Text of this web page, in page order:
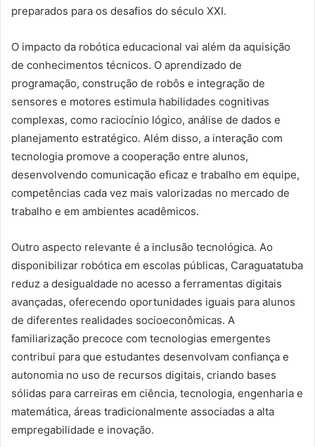
preparados para os desafios do século XXI.
O impacto da robótica educacional vai além da aquisição
de conhecimentos técnicos. O aprendizado de
programação, construção de robôs e integração de
sensores e motores estimula habilidades cognitivas
complexas, como raciocínio lógico, análise de dados e
planejamento estratégico. Além disso, a interação com
tecnologia promove a cooperação entre alunos,
desenvolvendo comunicação eficaz e trabalho em equipe,
competências cada vez mais valorizadas no mercado de
trabalho e em ambientes acadêmicos.
Outro aspecto relevante é a inclusão tecnológica. Ao
disponibilizar robótica em escolas públicas, Caraguatatuba
reduz a desigualdade no acesso a ferramentas digitais
avançadas, oferecendo oportunidades iguais para alunos
de diferentes realidades socioeconômicas. A
familiarização precoce com tecnologias emergentes
contribui para que estudantes desenvolvam confiança e
autonomia no uso de recursos digitais, criando bases
sólidas para carreiras em ciência, tecnologia, engenharia e
matemática, áreas tradicionalmente associadas a alta
empregabilidade e inovação.